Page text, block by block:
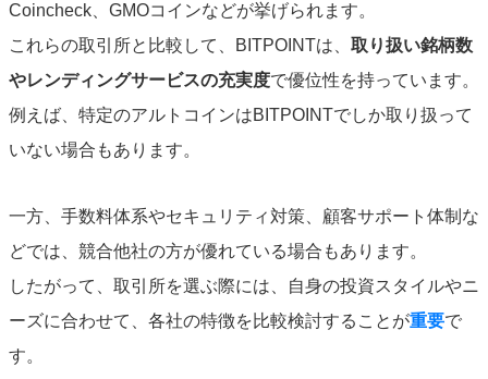
Coincheck、GMOコインなどが挙げられます。
これらの取引所と比較して、BITPOINTは、 取り扱い銘柄数
やレンディングサービスの充実度で優位性を持っています。
例えば、特定のアルトコインはBITPOINTでしか取り扱って
いない場合もあります。
一方、手数料体系やセキュリティ対策、顧客サポート体制な
どでは、競合他社の方が優れている場合もあります。
したがって、取引所を選ぶ際には、自身の投資スタイルやニ
ーズに合わせて、各社の特徴を比較検討することが重要で
す。